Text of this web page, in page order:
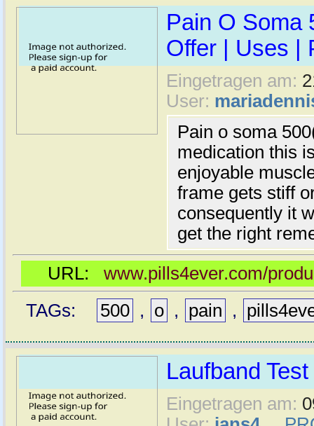
Pain O Soma
Offer | Uses |
Eingetragen am:
User:
Pain o soma
medication this
enjoyable
frame gets stiff
consequently it
get the right
URL: www.pills4ever.com/
TAGs:
500 , o , pain ,
Laufband
Eingetragen am: